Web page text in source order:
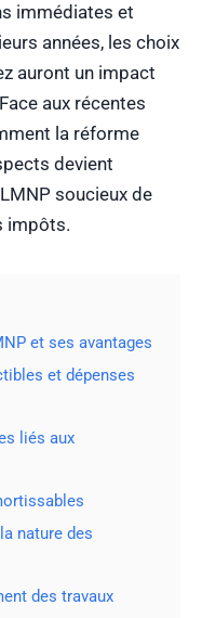
immédiates et
années, les choix
auront un impact
aux récentes
la réforme
devient
soucieux de
impôts.
et ses avantages
et dépenses
liés aux
nature des
des travaux